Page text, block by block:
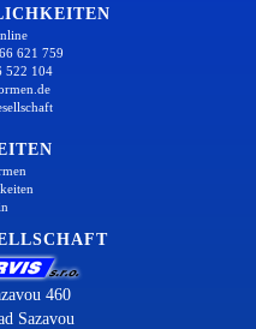
621 759
522 104
460
Sazavou